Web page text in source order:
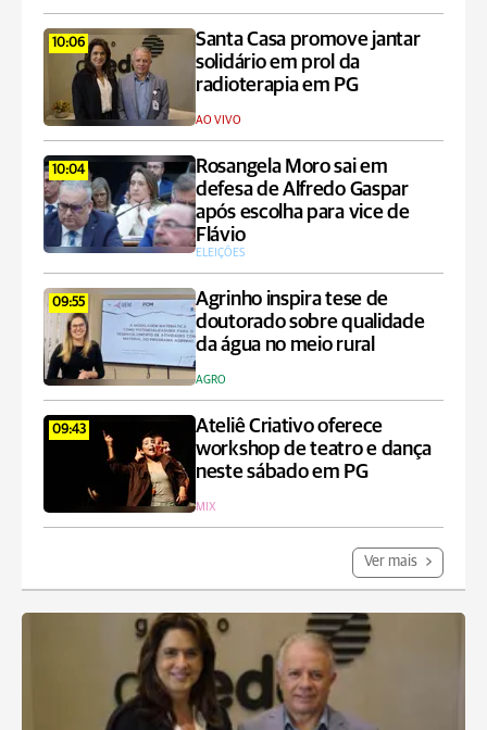
10:06
Santa Casa promove jantar
solidário em prol da
radioterapia em PG
AO VIVO
10:04
Rosangela Moro sai em
defesa de Alfredo Gaspar
após escolha para vice de
Flávio
ELEIÇÕES
09:55
Agrinho inspira tese de
doutorado sobre qualidade
da água no meio rural
AGRO
09:43
Ateliê Criativo oferece
workshop de teatro e dança
neste sábado em PG
MIX
Ver mais